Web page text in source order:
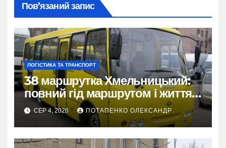
Пов’язаний запис
ЛОГІСТИКА ТА ТРАНСПОРТ
38 маршрутка Хмельницький:
повний гід маршрутом і життям
міста
СЕР 4, 2026 ПОТАПЕНКО ОЛЕКСАНДР